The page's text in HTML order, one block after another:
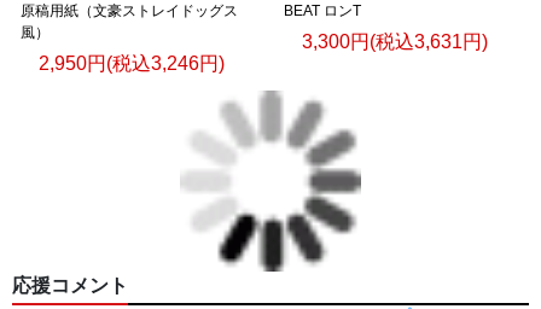
原稿用紙（文豪ストレイドッグス
風）
2,950円(税込3,246円)
BEAT ロンT
3,300円(税込3,631円)
応援コメント